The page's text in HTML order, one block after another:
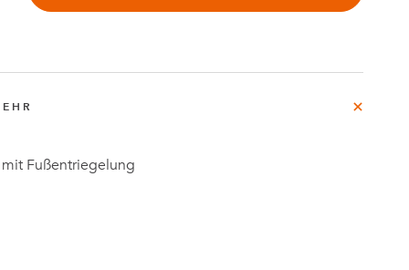
Fußentriegelung